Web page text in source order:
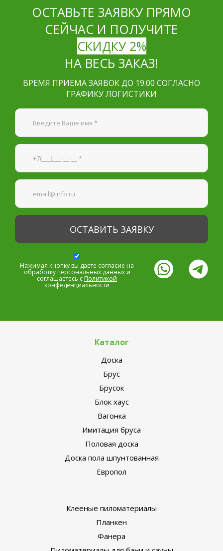
Я согласен наобработку персональных данных
ОСТАВЬТЕ ЗАЯВКУ ПРЯМО
СЕЙЧАС И ПОЛУЧИТЕ
СКИДКУ 2%
НА ВЕСЬ ЗАКАЗ!
ВРЕМЯ ПРИЕМА ЗАЯВОК ДО 19.00 СОГЛАСНО
ГРАФИКУ ЛОГИСТИКИ
Нажимая кнопку вы даете согласие на
обработку персональных данных и
соглашаетесь с Политикой
конфеденциальности
Каталог
Доска
Брус
Брусок
Блок хаус
Вагонка
Имитация бруса
Половая доска
Доска пола шпунтованная
Европол
Клееные пиломатериалы
Планкен
Фанера